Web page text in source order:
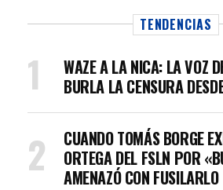
TENDENCIAS
WAZE A LA NICA: LA VOZ
BURLA LA CENSURA
CUANDO TOMÁS BORGE
ORTEGA DEL FSLN POR
AMENAZÓ CON FUSILARLO